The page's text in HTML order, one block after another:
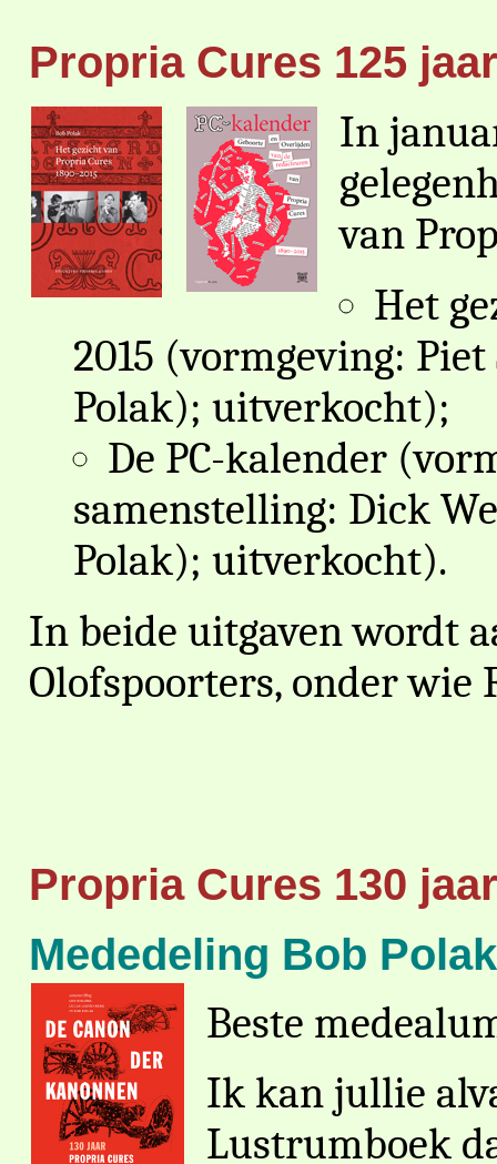
Propria Cures 125 jaar
In
van
Het
2015 (vormgeving:
Polak); uitverkocht);
De PC-kalender
samenstelling: Dick
Polak); uitverkocht).
In beide uitgaven wordt
Olofspoorters, onder wie
Propria Cures 130 jaar
Mededeling Bob Polak
Beste
Ik kan jullie
Lustrumboek